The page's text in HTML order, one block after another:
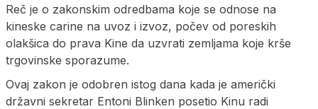
Reč je o zakonskim odredbama koje se odnose na
kineske carine na uvoz i izvoz, počev od poreskih
olakšica do prava Kine da uzvrati zemljama koje krše
trgovinske sporazume.
Ovaj zakon je odobren istog dana kada je američki
državni sekretar Entoni Blinken posetio Kinu radi